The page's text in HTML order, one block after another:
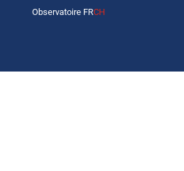
Observatoire FRCH